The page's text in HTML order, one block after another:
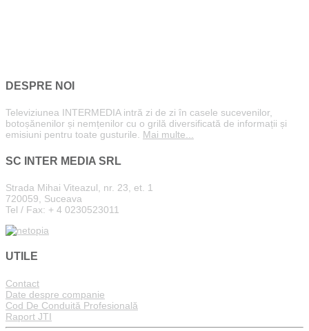
DESPRE NOI
Televiziunea INTERMEDIA intră zi de zi în casele sucevenilor,
botoșănenilor și nemțenilor cu o grilă diversificată de informații și
emisiuni pentru toate gusturile. Mai multe...
SC INTER MEDIA SRL
Strada Mihai Viteazul, nr. 23, et. 1
720059, Suceava
Tel / Fax: + 4 0230523011
UTILE
Contact
Date despre companie
Cod De Conduită Profesională
Raport JTI